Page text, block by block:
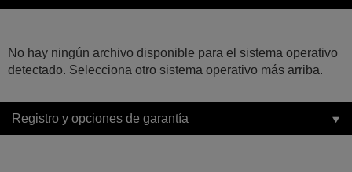
No hay ningún archivo disponible para el sistema operativo
detectado. Selecciona otro sistema operativo más arriba.
Registro y opciones de garantía